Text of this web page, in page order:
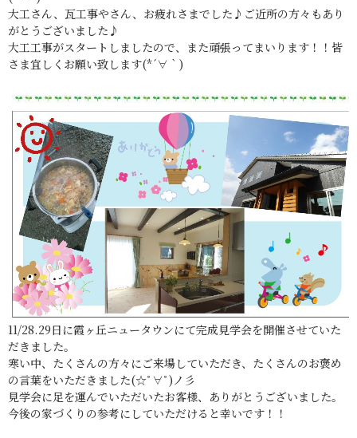
大工さん、瓦工事やさん、お疲れさまでした♪ご近所の方々もあり
がとうございました♪
大工工事がスタートしましたので、また頑張ってまいります！！皆
さま宜しくお願い致します(*´∀｀)
11/28.29日に霞ヶ丘ニュータウンにて完成見学会を開催させていた
だきました。
寒い中、たくさんの方々にご来場していただき、たくさんのお褒め
の言葉をいただきました(☆ﾟ∀ﾟ)ノ彡
見学会に足を運んでいただいたお客様、ありがとうございました。
今後の家づくりの参考にしていただけると幸いです！！